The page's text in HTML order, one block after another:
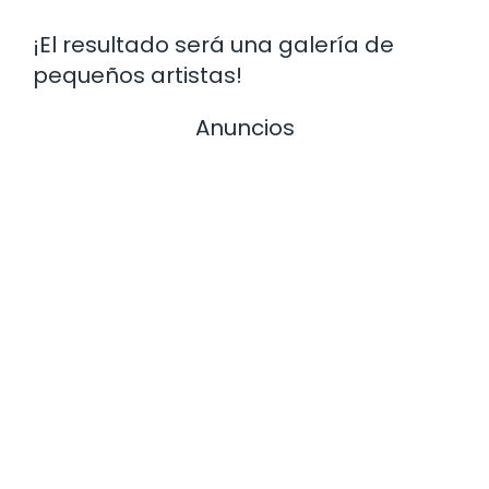
¡El resultado será una galería de
pequeños artistas!
Anuncios